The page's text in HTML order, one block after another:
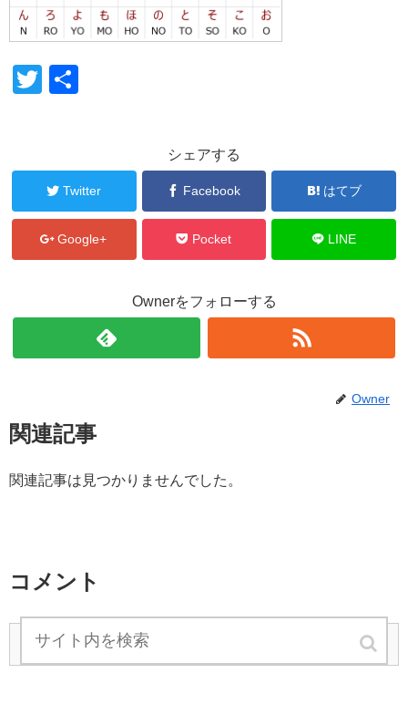
T
er
シェアする
Twitter Facebook はてブ
Google+ Pocket LINE
Ownerをフォローする
Owner
関連記事
関連記事は見つかりませんでした。
コメント
コメントを書き込む